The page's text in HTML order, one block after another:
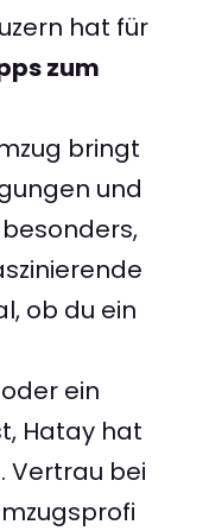
hat für
zum
bringt
und
ob du ein
ein
Hatay hat
Vertrau bei